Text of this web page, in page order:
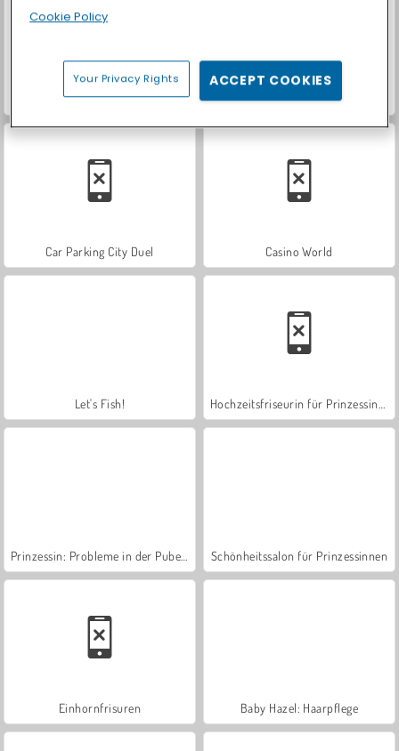
Hidden Object: Street of Secrets World War 2 Shooter
Car Parking City Duel Casino World
Let's Fish!
Schönheitssalon für Prinzessinnen
Einhornfrisuren Baby Hazel: Haarpflege
Cookie Policy
Your Privacy Rights ACCEPT COOKIES